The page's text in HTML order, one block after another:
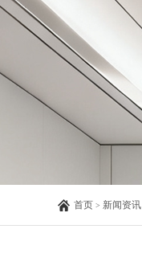
首页 > 新闻资讯